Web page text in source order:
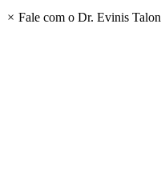
× Fale com o Dr. Evinis Talon